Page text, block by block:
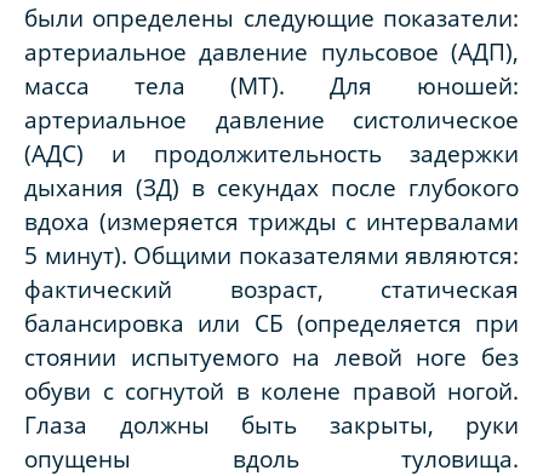
были определены следующие показатели:
артериальное давление пульсовое (АДП),
масса тела (МТ). Для юношей:
артериальное давление систолическое
(АДС) и продолжительность задержки
дыхания (ЗД) в секундах после глубокого
вдоха (измеряется трижды с интервалами
5 минут). Общими показателями являются:
фактический возраст, статическая
балансировка или СБ (определяется при
стоянии испытуемого на левой ноге без
обуви с согнутой в колене правой ногой.
Глаза должны быть закрыты, руки
опущены вдоль туловища.